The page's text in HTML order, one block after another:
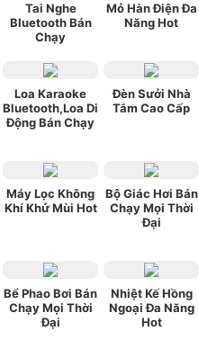
Tai Nghe
Bluetooth Bán
Chạy
Mỏ Hàn Điện Đa
Năng Hot
Loa Karaoke
Bluetooth,Loa Di
Động Bán Chạy
Đèn Sưởi Nhà
Tắm Cao Cấp
Máy Lọc Không
Khí Khử Mùi Hot
Bộ Giác Hơi Bán
Chạy Mọi Thời
Đại
Bể Phao Bơi Bán
Chạy Mọi Thời
Đại
Nhiệt Kế Hồng
Ngoại Đa Năng
Hot